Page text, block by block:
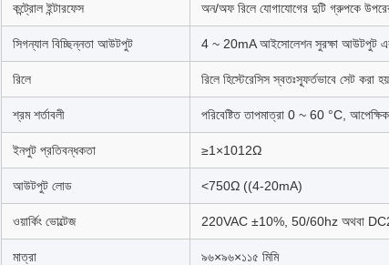
কন্ট্রোল ইন্টারফেস অন/অফ রিলে যোগাযোগের দুটি গ্রুপকে উপরের
সিগন্যাল বিচ্ছিন্নতা আউটপুট 4 ~ 20mA আইসোলেশন সুরক্ষা আউটপুট
রিলে রিলে হিস্টেরেসিস স্বতঃস্ফূর্তভাবে সেট
শ্রম শর্তাবলী পরিবেষ্টিত তাপমাত্রা 0 ~ 60 °C,
ইনপুট প্রতিবন্ধকতা ≥1×1012Ω
আউটপুট লোড <750Ω ((4-20mA)
ওয়ার্কিং ভোল্টেজ 220VAC ±10%, 50/60hz অথবা
মাত্রা ৯৬×৯৬×১১৫ মিমি